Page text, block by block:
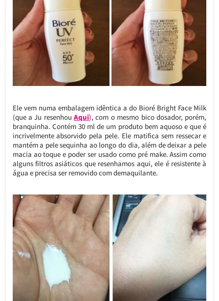
Ele vem numa embalagem idêntica a do Bioré Bright Face Milk
(que a Ju resenhouAqui), com o mesmo bico dosador, porém,
branquinha. Contém 30 ml de um produto bem aquoso e que é
incrivelmente absorvido pela pele. Ele matifica sem ressecar e
mantém a pele sequinha ao longo do dia, além de deixar a pele
macia ao toque e poder ser usado como pré make. Assim como
alguns filtros asiáticos que resenhamos aqui, ele é resistente à
água e precisa ser removido com demaquilante.